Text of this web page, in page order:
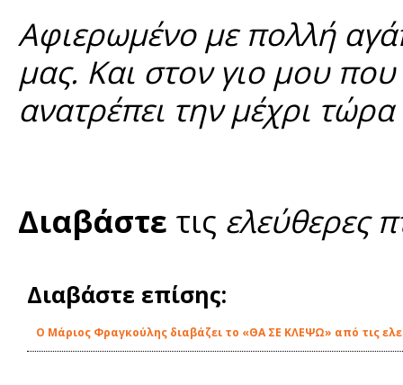
Αφιερωμένο με πολλή
μας. Και στον γιο μου
ανατρέπει την μέχρι
Διαβάστε τις ελεύθερες
Διαβάστε επίσης:
O Μάριος Φραγκούλης διαβάζει το «ΘΑ ΣΕ ΚΛΕΨΩ» από τις